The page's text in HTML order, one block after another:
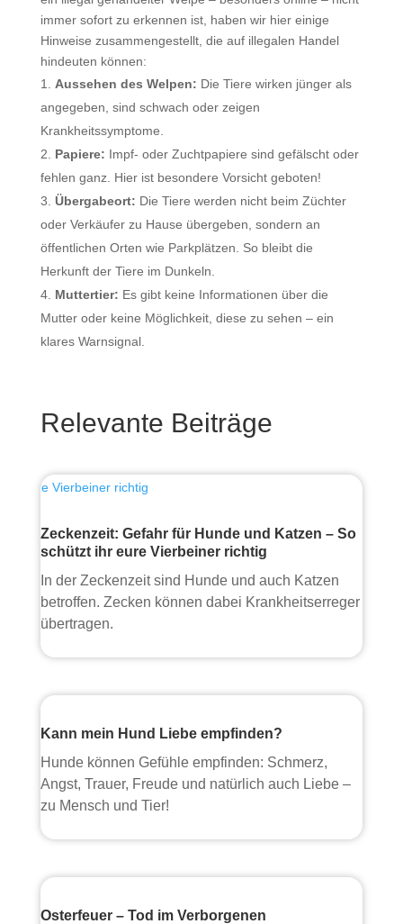
immer sofort zu erkennen ist, haben wir hier einige
Hinweise zusammengestellt, die auf illegalen Handel
hindeuten können:
Aussehen des Welpen: Die Tiere wirken jünger als
angegeben, sind schwach oder zeigen
Krankheitssymptome.
Papiere: Impf- oder Zuchtpapiere sind gefälscht oder
fehlen ganz. Hier ist besondere Vorsicht geboten!
Übergabeort: Die Tiere werden nicht beim Züchter
oder Verkäufer zu Hause übergeben, sondern an
öffentlichen Orten wie Parkplätzen. So bleibt die
Herkunft der Tiere im Dunkeln.
Muttertier: Es gibt keine Informationen über die
Mutter oder keine Möglichkeit, diese zu sehen – ein
klares Warnsignal.
Relevante Beiträge
Zeckenzeit: Gefahr für Hunde und Katzen – So
schützt ihr eure Vierbeiner richtig
In der Zeckenzeit sind Hunde und auch Katzen
betroffen. Zecken können dabei Krankheitserreger
übertragen.
Kann mein Hund Liebe empfinden?
Hunde können Gefühle empfinden: Schmerz,
Angst, Trauer, Freude und natürlich auch Liebe –
zu Mensch und Tier!
Osterfeuer – Tod im Verborgenen